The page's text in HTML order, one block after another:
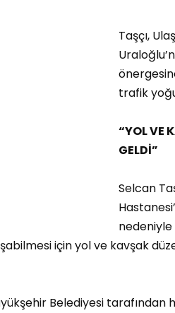
Taşçı,
trafik
“YOL VE
GELDİ”
Selcan
nedeniyle
için yol ve kavşak
Belediyesi tarafından